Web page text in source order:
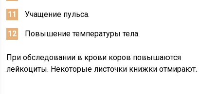
Учащение пульса.
Повышение температуры тела.
При обследовании в крови коров повышаются
лейкоциты. Некоторые листочки книжки отмирают.